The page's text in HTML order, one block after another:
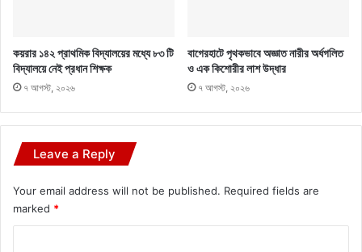
কয়রার ১৪২ প্রাথমিক বিদ্যালয়ের মধ্যে ৮৩ টি
বিদ্যালয়ে নেই প্রধান শিক্ষক
৭ আগস্ট, ২০২৬
বাগেরহাটে পৃথকভাবে অজ্ঞাত নারীর অর্ধগলিত
ও এক কিশোরীর লাশ উদ্ধার
৭ আগস্ট, ২০২৬
Leave a Reply
Your email address will not be published. Required fields are
marked *